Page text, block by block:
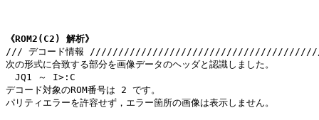
《ROM2(C2) 解析》
/// デコード情報
次の形式に合致する部分を画像データのヘッダと認識しました。
JQ1 ～ I>:C
デコード対象のROM番号は 2 です。
パリティエラーを許容せず，エラー箇所の画像は表示しません。